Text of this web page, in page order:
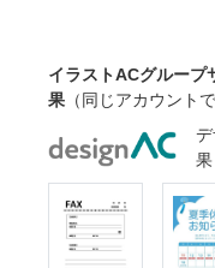
イラストACグループ
果 （同じアカウント
果